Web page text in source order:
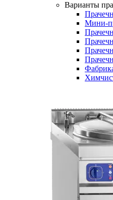
Варианты
Мини-